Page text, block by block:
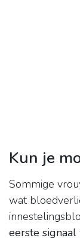
Kun je
Sommige
wat
eerste signaal